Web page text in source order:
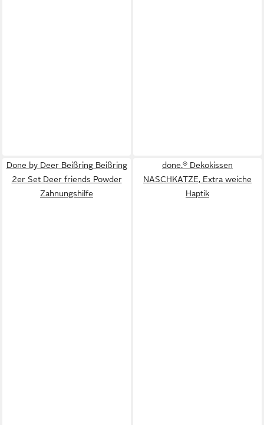
Done by Deer Beißring Beißring
2er Set Deer friends Powder
Zahnungshilfe
done.® Dekokissen
NASCHKATZE, Extra weiche
Haptik